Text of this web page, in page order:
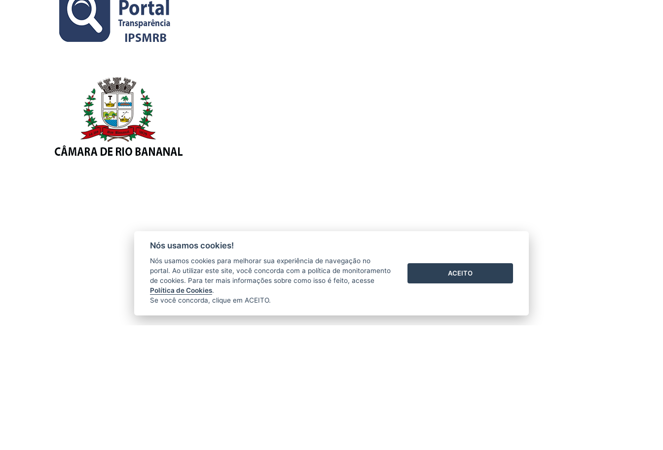
Nós usamos cookies!
Nós usamos cookies para melhorar sua experiência de navegação no
portal. Ao utilizar este site, você concorda com a política de monitoramento
de cookies. Para ter mais informações sobre como isso é feito, acesse
Política de Cookies.
Se você concorda, clique em ACEITO.
ACEITO